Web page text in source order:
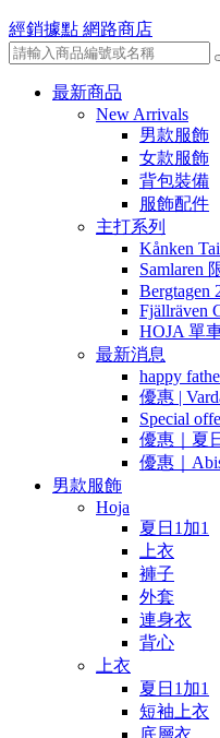
經銷據點 網路商店
最新商品
New Arrivals
男款服飾
女款服飾
背包裝備
服飾配件
主打系列
Kånken
Samlaren
Bergtagen
Fjällräven
HOJA 單
最新消息
happy
優惠 |
Special
優惠｜夏
優惠｜
男款服飾
Hoja
夏日1加1
上衣
褲子
外套
連身衣
背心
上衣
夏日1加1
短袖上衣
底層衣